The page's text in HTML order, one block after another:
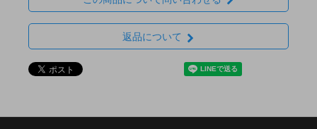
返品について